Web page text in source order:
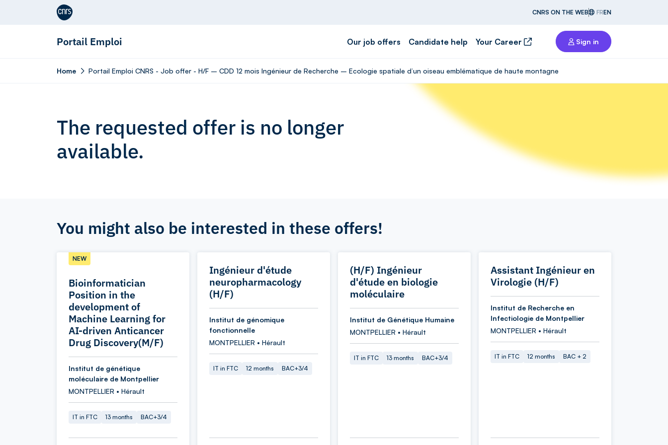
Aller au contenu
CNRS ON THE WEB FREN
Portail Emploi Our job offers Candidate help Your Career Sign in
Home Portail Emploi CNRS - Job offer - H/F – CDD 12 mois Ingénieur de Recherche – Ecologie spatiale d’un oiseau emblématique de haute montagne
The requested offer is no longer
available.
You might also be interested in these offers!
Bioinformatician
Position in the
development of
Machine Learning for
AI-driven Anticancer
Drug Discovery(M/F)
NEW
Institut de génétique
moléculaire de Montpellier
MONTPELLIER • Hérault
IT in FTC 13 months BAC+3/4
Ingénieur d'étude
neuropharmacology
(H/F)
Institut de génomique
fonctionnelle
MONTPELLIER • Hérault
IT in FTC 12 months BAC+3/4
(H/F) Ingénieur
d'étude en biologie
moléculaire
Institut de Génétique Humaine
MONTPELLIER • Hérault
IT in FTC 13 months BAC+3/4
Assistant Ingénieur en
Virologie (H/F)
Institut de Recherche en
Infectiologie de Montpellier
MONTPELLIER • Hérault
IT in FTC 12 months BAC + 2